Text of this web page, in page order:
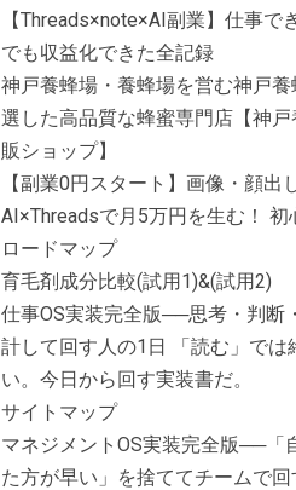
【Threads×note×AI副業】仕事で
でも収益化できた全記録
神戸養蜂場・養蜂場を営む神戸
選した高品質な蜂蜜専門店【神戸
販ショップ】
【副業0円スタート】画像・顔出
AI×Threadsで月5万円を生む！ 初
ロードマップ
育毛剤成分比較(試用1)&(試用2)
仕事OS実装完全版──思考・判断
計して回す人の1日 「読む」では
い。今日から回す実装書だ。
サイトマップ
マネジメントOS実装完全版──「
た方が早い」を捨ててチームで回